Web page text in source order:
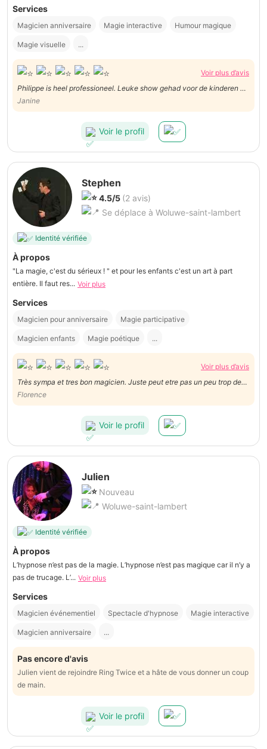
Services
Magicien anniversaire Magie interactive Humour magique
Magie visuelle ...
Voir plus d’avis
Philippe is heel professioneel. Leuke show gehad voor de kinderen en
ook voor de volwassenen.
Janine
Voir le profil
Stephen
4.5/5 (2 avis)
Se déplace à Woluwe-saint-lambert
Identité vérifiée
À propos
"La magie, c'est du sérieux ! " et pour les enfants c'est un art à part
entière. Il faut res... Voir plus
Services
Magicien pour anniversaire Magie participative
Magicien enfants Magie poétique ...
Voir plus d’avis
Très sympa et tres bon magicien. Juste peut etre pas un peu trop de
Florence
Voir le profil
Julien
Nouveau
Woluwe-saint-lambert
Identité vérifiée
À propos
L’hypnose n’est pas de la magie. L’hypnose n’est pas magique car il n’y a
pas de trucage. L’... Voir plus
Services
Magicien événementiel Spectacle d'hypnose Magie interactive
Magicien anniversaire ...
Pas encore d'avis
Julien vient de rejoindre Ring Twice et a hâte de vous donner un coup
de main.
Voir le profil